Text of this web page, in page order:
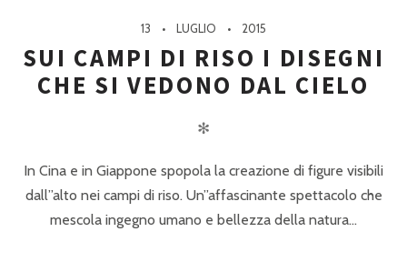
13 LUGLIO 2015
SUI CAMPI DI RISO I DISEGNI
CHE SI VEDONO DAL CIELO
✻
In Cina e in Giappone spopola la creazione di figure visibili
dall”alto nei campi di riso. Un”affascinante spettacolo che
mescola ingegno umano e bellezza della natura…